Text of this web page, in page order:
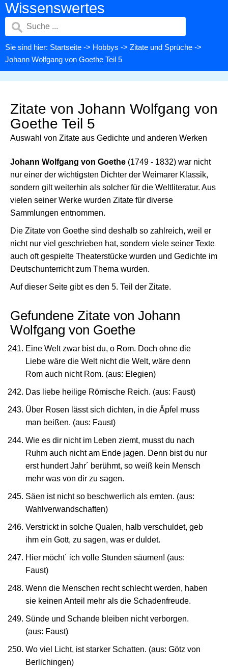
Wissenswertes
Sie sind hier: Startseite -> Hobbys -> Zitate und Sprüche ->
Johann Wolfgang von Goethe Teil 5
Zitate von Johann Wolfgang von
Goethe Teil 5
Auswahl von Zitate aus Gedichte und anderen Werken
Johann Wolfgang von Goethe (1749 - 1832) war nicht
nur einer der wichtigsten Dichter der Weimarer Klassik,
sondern gilt weiterhin als solcher für die Weltliteratur. Aus
vielen seiner Werke wurden Zitate für diverse
Sammlungen entnommen.
Die Zitate von Goethe sind deshalb so zahlreich, weil er
nicht nur viel geschrieben hat, sondern viele seiner Texte
auch oft gespielte Theaterstücke wurden und Gedichte im
Deutschunterricht zum Thema wurden.
Auf dieser Seite gibt es den 5. Teil der Zitate.
Gefundene Zitate von Johann
Wolfgang von Goethe
Eine Welt zwar bist du, o Rom. Doch ohne die
Liebe wäre die Welt nicht die Welt, wäre denn
Rom auch nicht Rom. (aus: Elegien)
Das liebe heilige Römische Reich. (aus: Faust)
Über Rosen lässt sich dichten, in die Äpfel muss
man beißen. (aus: Faust)
Wie es dir nicht im Leben ziemt, musst du nach
Ruhm auch nicht am Ende jagen. Denn bist du nur
erst hundert Jahr´ berühmt, so weiß kein Mensch
mehr was von dir zu sagen.
Säen ist nicht so beschwerlich als ernten. (aus:
Wahlverwandschaften)
Verstrickt in solche Qualen, halb verschuldet, geb
ihm ein Gott, zu sagen, was er duldet.
Hier möcht´ ich volle Stunden säumen! (aus:
Faust)
Wenn die Menschen recht schlecht werden, haben
sie keinen Anteil mehr als die Schadenfreude.
Sünde und Schande bleiben nicht verborgen.
(aus: Faust)
Wo viel Licht, ist starker Schatten. (aus: Götz von
Berlichingen)